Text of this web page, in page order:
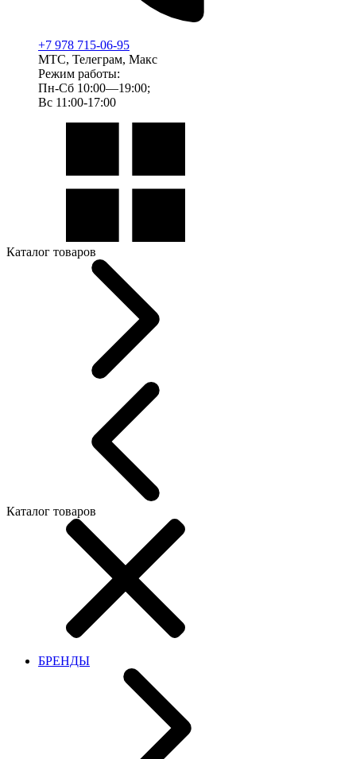
+7 978 715-06-95
МТС, Телеграм, Макс
Режим работы:
Пн-Сб 10:00—19:00;
Вс 11:00-17:00
Каталог товаров
Каталог товаров
БРЕНДЫ